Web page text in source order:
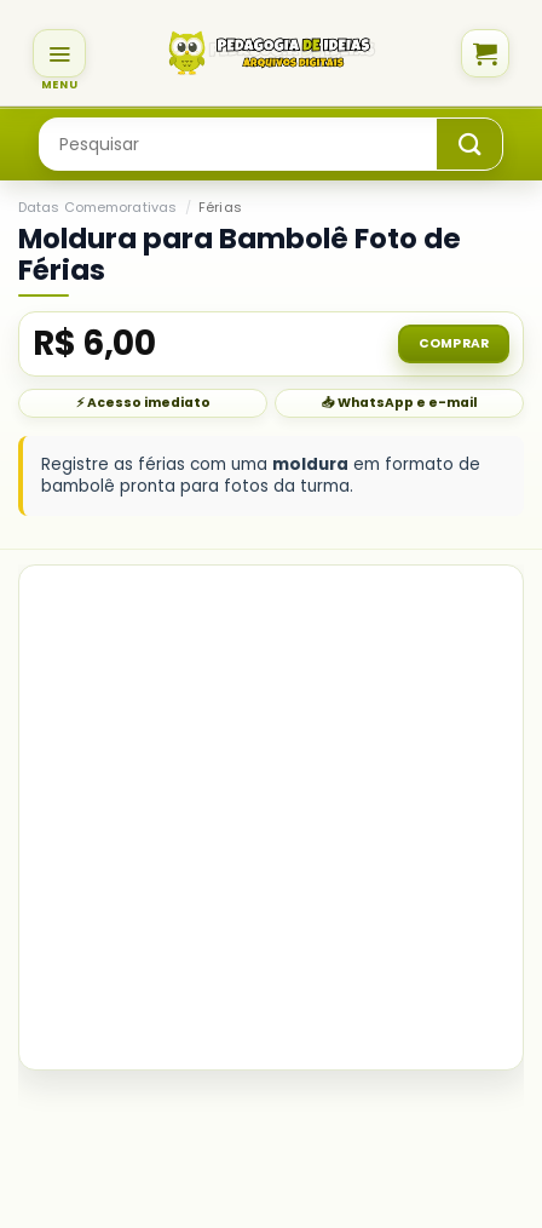
content
Pesquisar
por:
Datas Comemorativas / Férias
Moldura para Bambolê Foto de
Férias
R$ 6,00 COMPRAR
⚡ Acesso imediato 📥 WhatsApp e e-mail
Registre as férias com uma moldura em formato de
bambolê pronta para fotos da turma.